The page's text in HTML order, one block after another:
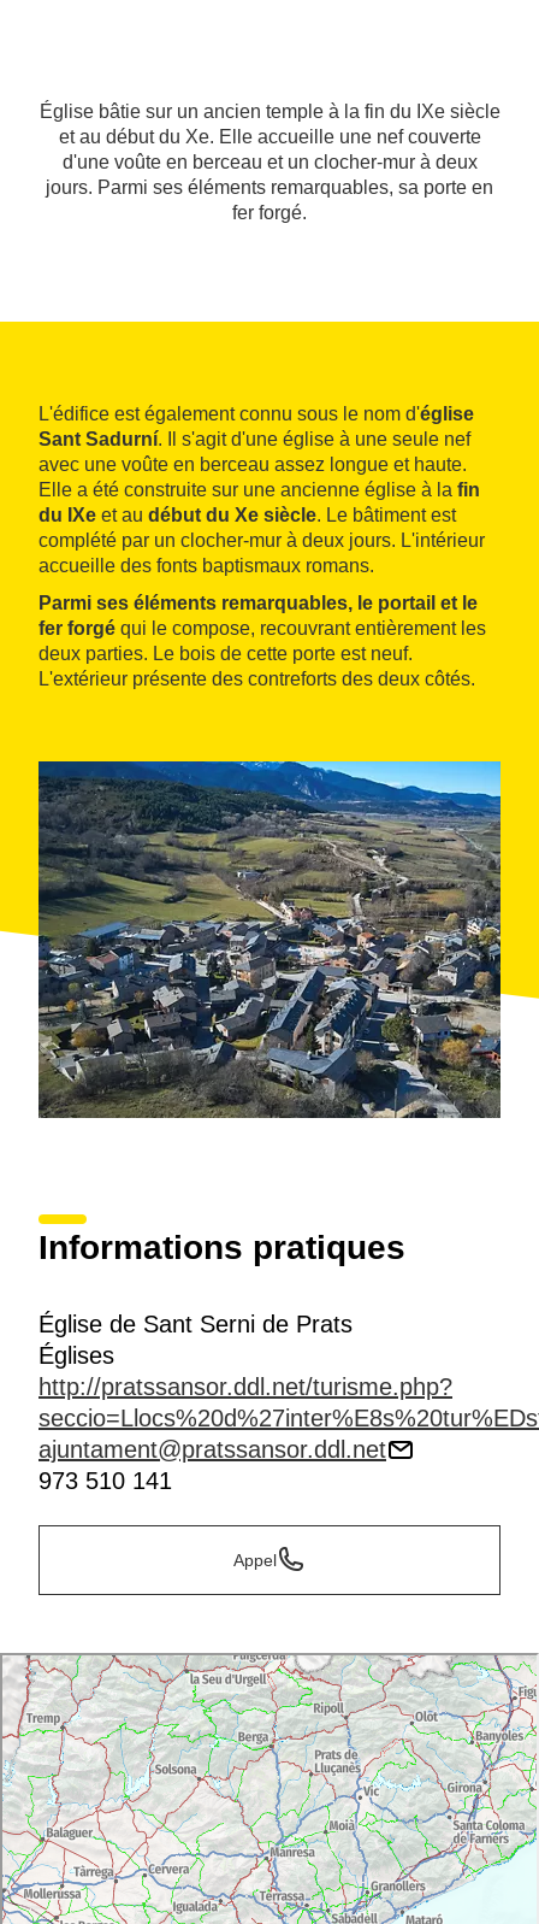
Église bâtie sur un ancien temple à la fin du IXe siècle
et au début du Xe. Elle accueille une nef couverte
d'une voûte en berceau et un clocher-mur à deux
jours. Parmi ses éléments remarquables, sa porte en
fer forgé.
L'édifice est également connu sous le nom d'église
Sant Sadurní. Il s'agit d'une église à une seule nef
avec une voûte en berceau assez longue et haute.
Elle a été construite sur une ancienne église à la fin
du IXe et au début du Xe siècle. Le bâtiment est
complété par un clocher-mur à deux jours. L'intérieur
accueille des fonts baptismaux romans.
Parmi ses éléments remarquables, le portail et le
fer forgé qui le compose, recouvrant entièrement les
deux parties. Le bois de cette porte est neuf.
L'extérieur présente des contreforts des deux côtés.
Informations pratiques
Église de Sant Serni de Prats
Églises
http://pratssansor.ddl.net/turisme.php?
ajuntament@pratssansor.ddl.net
973 510 141
Appel